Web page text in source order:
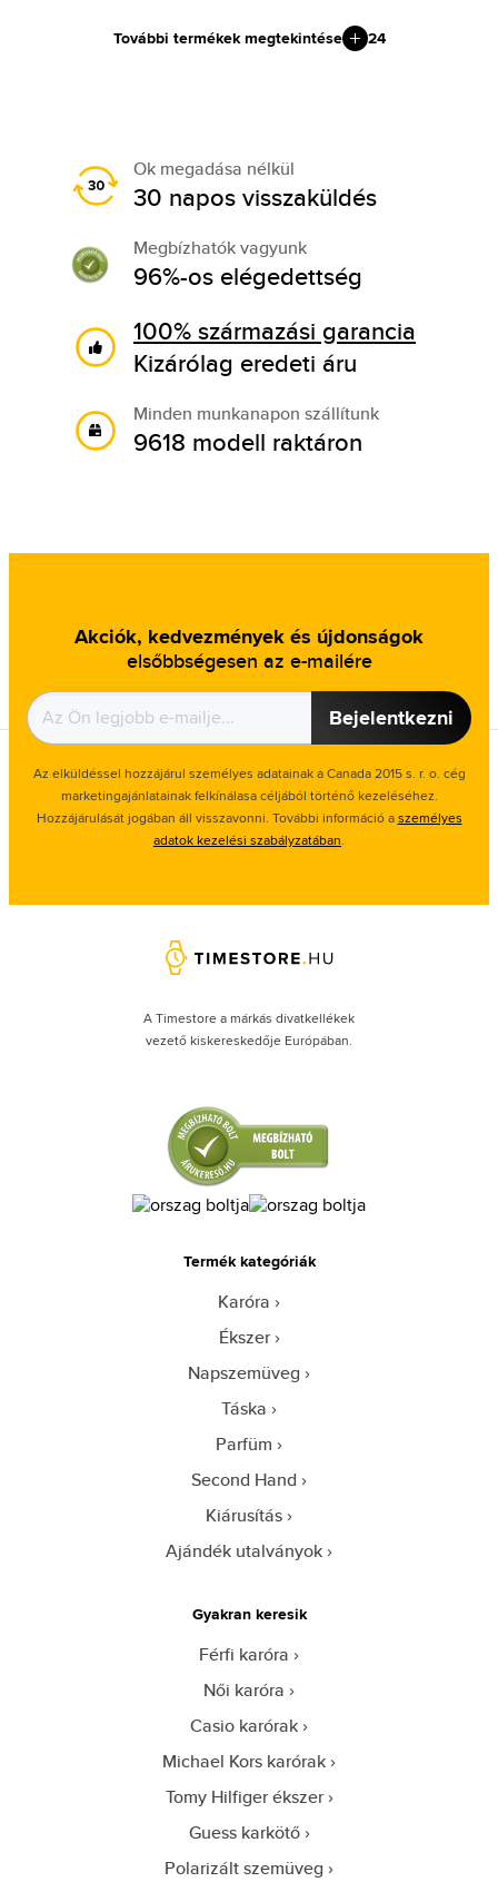
További termékek megtekintése 24
Ok megadása nélkül
30 napos visszaküldés
Megbízhatók vagyunk
96%-os elégedettség
100% származási garancia
Kizárólag eredeti áru
Minden munkanapon szállítunk
9618 modell raktáron
Akciók, kedvezmények és újdonságok
elsőbbségesen az e-mailére
Bejelentkezni
Az elküldéssel hozzájárul személyes adatainak a Canada 2015 s. r. o. cég
marketingajánlatainak felkínálasa céljából történő kezeléséhez.
Hozzájárulását jogában áll visszavonni. További információ aszemélyes
adatok kezelési szabályzatában.
A Timestore a márkás divatkellékek
vezető kiskereskedője Európában.
Termék kategóriák
Karóra
Ékszer
Napszemüveg
Táska
Parfüm
Second Hand
Kiárusítás
Ajándék utalványok
Gyakran keresik
Férfi karóra
Női karóra
Casio karórak
Michael Kors karórak
Tomy Hilfiger ékszer
Guess karkötő
Polarizált szemüveg